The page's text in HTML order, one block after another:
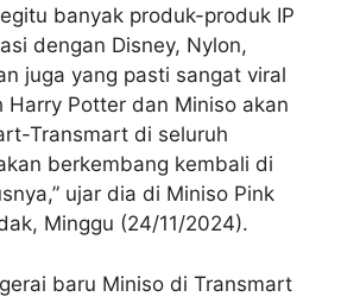
banyak produk-produk IP
dengan Disney, Nylon,
juga yang pasti sangat viral
Harry Potter dan Miniso akan
Transmart di seluruh
berkembang kembali di
ujar dia di Miniso Pink
Minggu (24/11/2024).
baru Miniso di Transmart